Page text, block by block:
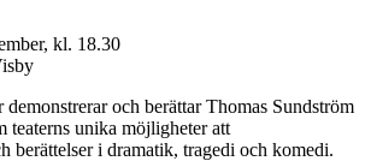
kl. 18.30
demonstrerar och berättar Thomas Sundström
teaterns unika möjligheter att
berättelser i dramatik, tragedi och komedi.